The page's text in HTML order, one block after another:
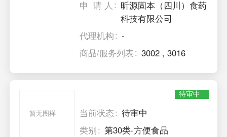
申 请 人
昕源固本（四川）食药
科技有限公司
代理机构
-
商品/服务列表
3002 ,3016
暂无图样
待审中
当前状态
待审中
类别
第30类-方便食品